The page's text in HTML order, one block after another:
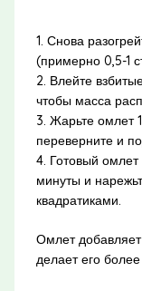
1. Снова
(примерно 0,5-1
2. Влейте
чтобы масса
3. Жарьте омлет
переверните и
4. Готовый омлет
минуты и
квадратиками.
Омлет
делает его